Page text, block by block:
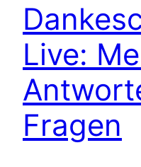
Live:
Fragen